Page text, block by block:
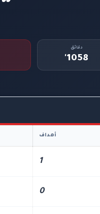
دقائق
1058'
أهداف
1
0